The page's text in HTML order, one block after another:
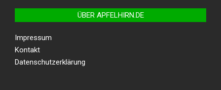
ÜBER APFELHIRN.DE
Impressum
Kontakt
Datenschutzerklärung